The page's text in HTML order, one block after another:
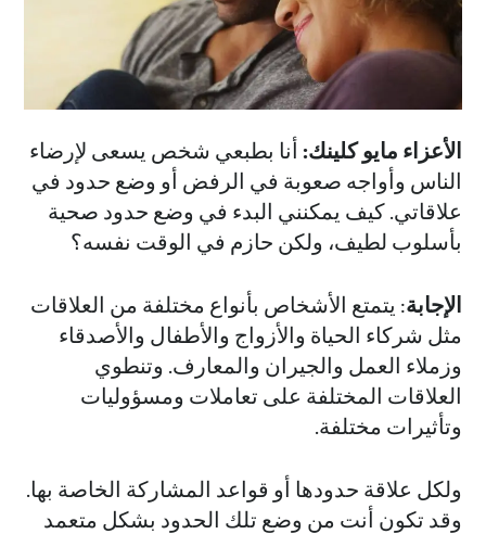
الأعزاء مايو كلينك: أنا بطبعي شخص يسعى لإرضاء
الناس وأواجه صعوبة في الرفض أو وضع حدود في
علاقاتي. كيف يمكنني البدء في وضع حدود صحية
بأسلوب لطيف، ولكن حازم في الوقت نفسه؟
الإجابة: يتمتع الأشخاص بأنواع مختلفة من العلاقات
مثل شركاء الحياة والأزواج والأطفال والأصدقاء
وزملاء العمل والجيران والمعارف. وتنطوي
العلاقات المختلفة على تعاملات ومسؤوليات
وتأثيرات مختلفة.
ولكل علاقة حدودها أو قواعد المشاركة الخاصة بها.
وقد تكون أنت من وضع تلك الحدود بشكل متعمد